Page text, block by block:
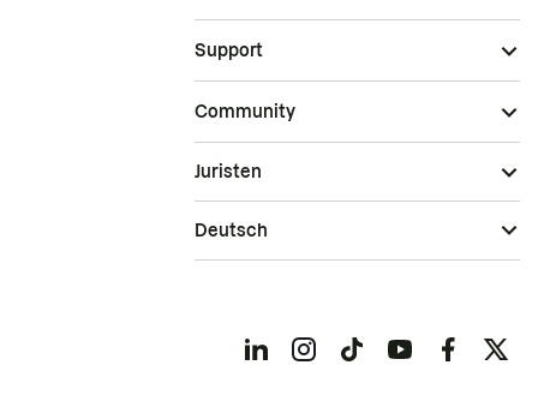
Support
Community
Juristen
Deutsch